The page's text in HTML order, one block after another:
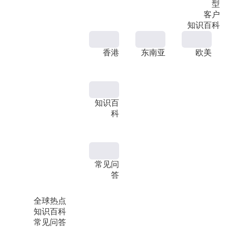
型
客户
知识百科
全球热点
知识百科
常见问答
香港 东南亚 欧美
知识百
科
常见问
答